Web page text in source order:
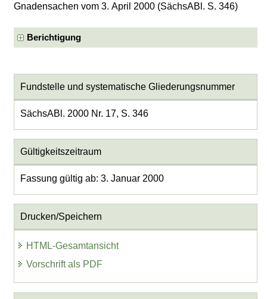
Gnadensachen vom 3. April 2000 (SächsABl. S. 346)
Berichtigung
Fundstelle und systematische Gliederungsnummer
SächsABl. 2000 Nr. 17, S. 346
Gültigkeitszeitraum
Fassung gültig ab: 3. Januar 2000
Drucken/Speichern
HTML-Gesamtansicht
Vorschrift als PDF